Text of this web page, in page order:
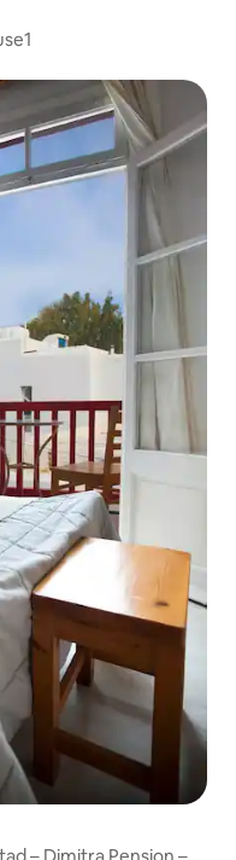
– Dimitra Pension –